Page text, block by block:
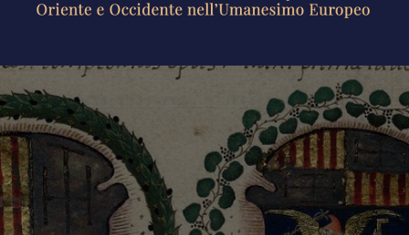
OCCIDENTE
NELL'UMANESIMO
EUROPEO